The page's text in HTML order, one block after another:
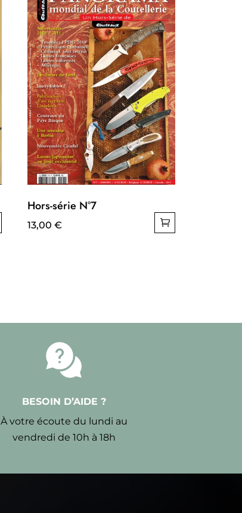
Hors-série N°7
13,00 €
BESOIN D’AIDE ?
À votre écoute du lundi au
vendredi de 10h à 18h